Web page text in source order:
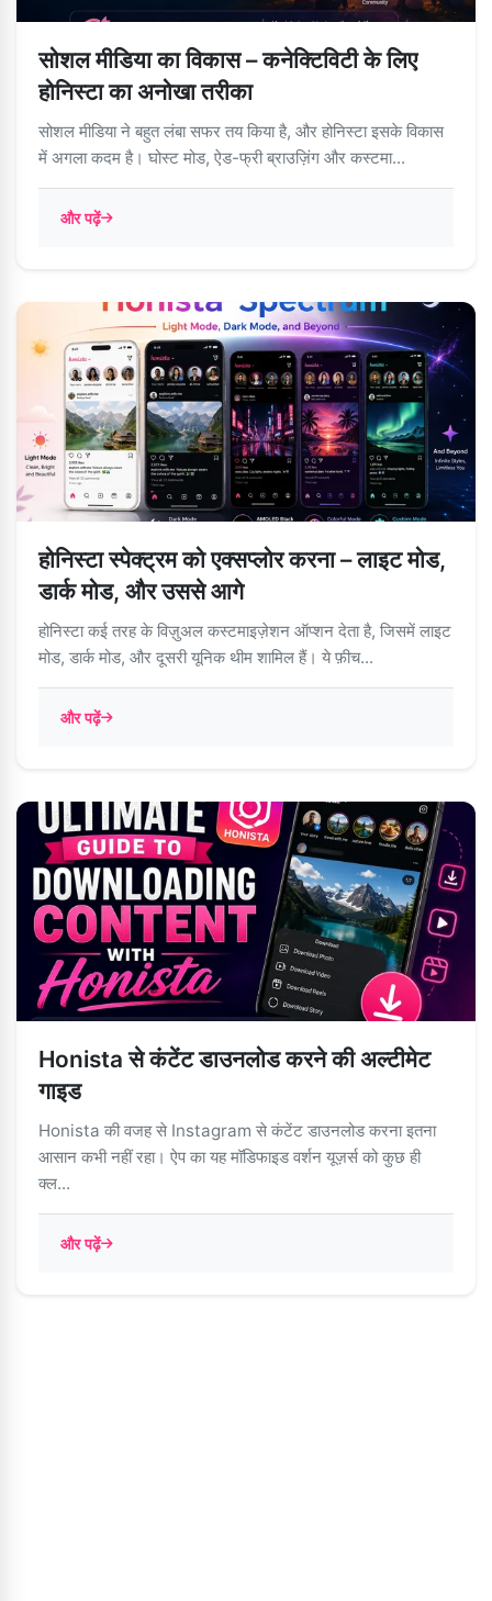
सोशल मीडिया का विकास – कनेक्टिविटी के लिए
होनिस्टा का अनोखा तरीका
सोशल मीडिया ने बहुत लंबा सफर तय किया है, और होनिस्टा इसके विकास
में अगला कदम है। घोस्ट मोड, ऐड-फ्री ब्राउज़िंग और कस्टमा...
और पढ़ें
होनिस्टा स्पेक्ट्रम को एक्सप्लोर करना – लाइट मोड,
डार्क मोड, और उससे आगे
होनिस्टा कई तरह के विज़ुअल कस्टमाइज़ेशन ऑप्शन देता है, जिसमें लाइट
मोड, डार्क मोड, और दूसरी यूनिक थीम शामिल हैं। ये फ़ीच...
और पढ़ें
Honista से कंटेंट डाउनलोड करने की अल्टीमेट
गाइड
Honista की वजह से Instagram से कंटेंट डाउनलोड करना इतना
आसान कभी नहीं रहा। ऐप का यह मॉडिफाइड वर्शन यूज़र्स को कुछ ही
क्ल...
और पढ़ें